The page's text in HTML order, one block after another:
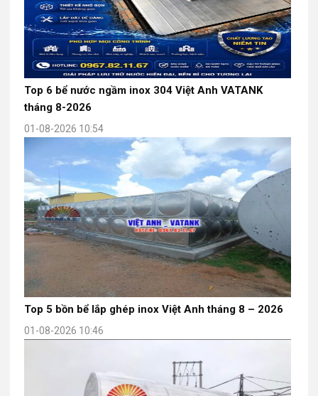
Top 6 bể nước ngầm inox 304 Việt Anh VATANK
tháng 8-2026
01-08-2026 10:54
Top 5 bồn bể lắp ghép inox Việt Anh tháng 8 – 2026
01-08-2026 10:46